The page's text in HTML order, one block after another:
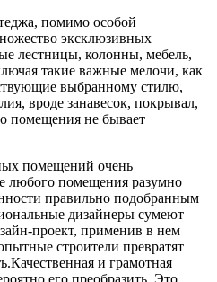
помимо особой
эксклюзивных
лестницы, колонны, мебель,
такие важные мелочи, как
выбранному стилю,
вроде занавесок, покрывал,
помещения не бывает
помещений очень
любого помещения разумно
правильно подобранным
дизайнеры сумеют
проект, применив в нем
строители превратят
Качественная и грамотная
его преобразить. Это